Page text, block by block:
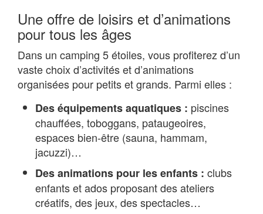
Une offre de loisirs et d’animations
pour tous les âges
Dans un camping 5 étoiles, vous profiterez d’un
vaste choix d’activités et d’animations
organisées pour petits et grands. Parmi elles :
Des équipements aquatiques : piscines
chauffées, toboggans, pataugeoires,
espaces bien-être (sauna, hammam,
jacuzzi)…
Des animations pour les enfants : clubs
enfants et ados proposant des ateliers
créatifs, des jeux, des spectacles…